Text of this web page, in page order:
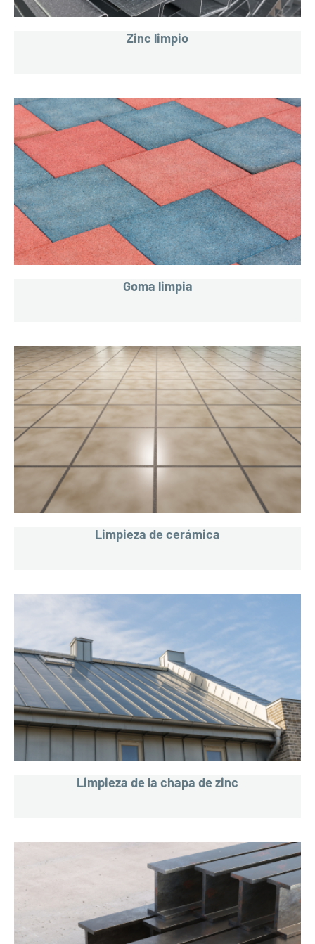
Zinc limpio
Goma limpia
Limpieza de cerámica
Limpieza de la chapa de zinc